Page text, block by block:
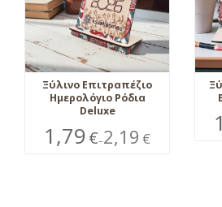
Ξύλινο Επιτραπέζιο
Ημερολόγιο Ρόδια
Deluxe
1,79€–2,19 €